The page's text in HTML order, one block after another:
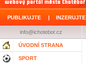
PUBLIKUJTE | INZERUJTE
info@ichotebor.cz
ÚVODNÍ STRANA
SPORT